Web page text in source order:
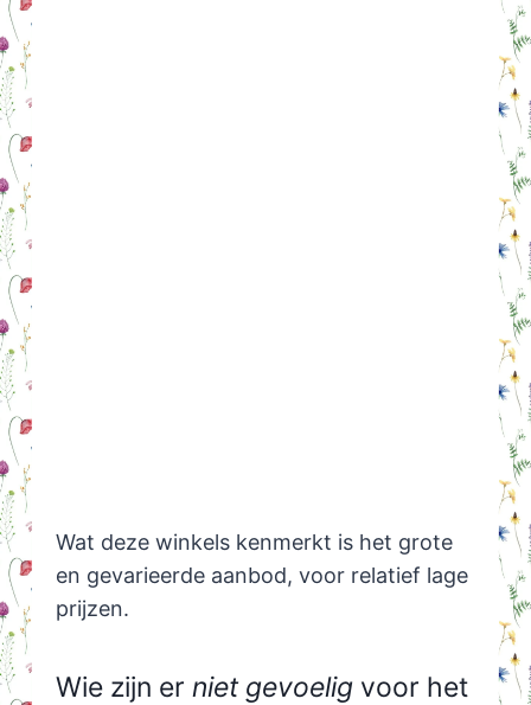
Wat deze winkels kenmerkt is het grote
en gevarieerde aanbod, voor relatief lage
prijzen.
Wie zijn er niet gevoeligvoor het